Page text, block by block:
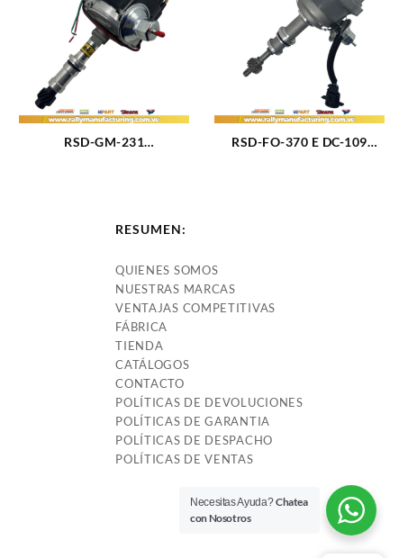
109 (167)
RSD-GM-231
RSD-FO-370 E DC-109
RESUMEN:
QUIENES SOMOS
NUESTRAS MARCAS
VENTAJAS COMPETITIVAS
FÁBRICA
TIENDA
CATÁLOGOS
CONTACTO
POLÍTICAS DE DEVOLUCIONES
POLÍTICAS DE GARANTIA
POLÍTICAS DE DESPACHO
POLÍTICAS DE VENTAS
Necesitas Ayuda?Chatea
con Nosotros